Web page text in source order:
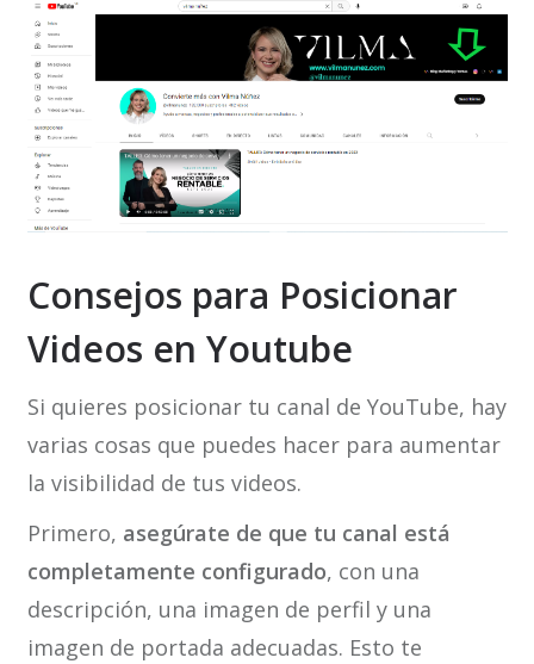
Consejos para Posicionar
Videos en Youtube
Si quieres posicionar tu canal de YouTube, hay
varias cosas que puedes hacer para aumentar
la visibilidad de tus videos.
Primero, asegúrate de que tu canal está
completamente configurado, con una
descripción, una imagen de perfil y una
imagen de portada adecuadas. Esto te